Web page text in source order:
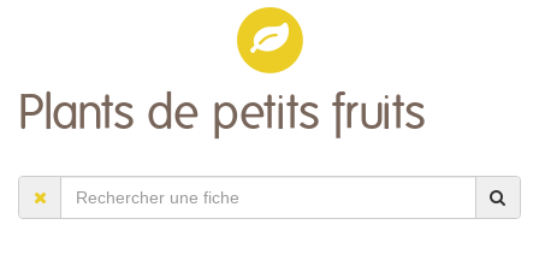
Plants de petits fruits